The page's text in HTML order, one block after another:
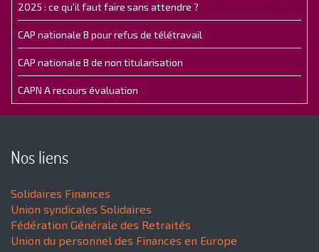
2025 : ce qu'il faut faire sans attendre ?
CAP nationale B pour refus de télétravail
CAP nationale B de non titularisation
CAPN A recours évaluation
Nos liens
Solidaires Finances
Union syndicales Solidaires
Fédération Générale des Retraités
Union du personnel des Finances en Europe